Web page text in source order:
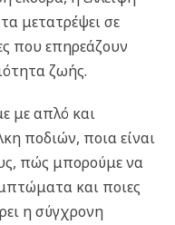
μετατρέψει σε
που επηρεάζουν
ζωής.
με απλό και
ποδιών, ποια είναι
πώς μπορούμε να
και ποιες
η σύγχρονη